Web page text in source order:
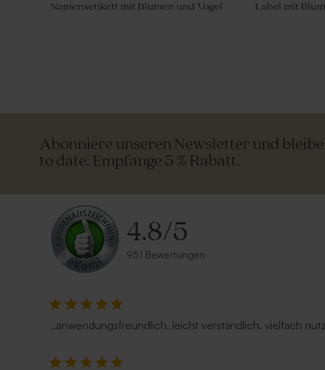
Namensetikett mit Blumen und Vogel Label mit
Abonniere unseren Newsletter und
to date. Empfange 5 % Rabatt.
4.8/5
951 Bewertungen
..anwendungsfreundlich. leicht verständlich. vielfach